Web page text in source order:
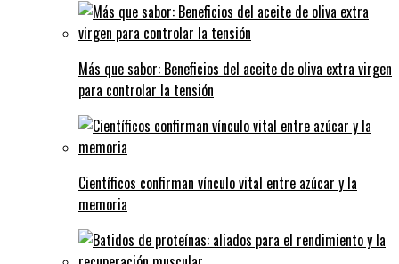
Más que sabor: Beneficios del aceite de oliva extra virgen
para controlar la tensión
Científicos confirman vínculo vital entre azúcar y la
memoria